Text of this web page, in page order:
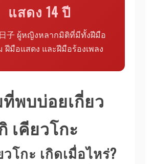
แสดง 14 ปี
子 ผู้หญิงหลากมิติที่มีทั้งฝีมือ
ฝีมือแสดง และฝีมือร้องเพลง
พบบ่อยเกี่ยว
เคียวโกะ
โกะ เกิดเมื่อไหร่?